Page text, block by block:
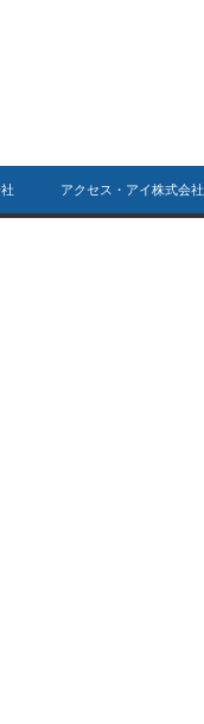
アクセス・アイ株式会社